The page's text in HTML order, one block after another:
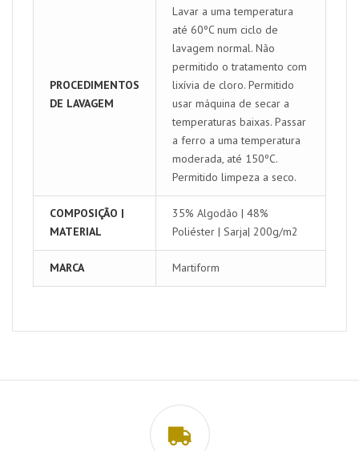
PROCEDIMENTOS
DE LAVAGEM
Lavar a uma temperatura
até 60ºC num ciclo de
lavagem normal. Não
permitido o tratamento com
lixívia de cloro. Permitido
usar máquina de secar a
temperaturas baixas. Passar
a ferro a uma temperatura
moderada, até 150ºC.
Permitido limpeza a seco.
COMPOSIÇÃO |
MATERIAL
35% Algodão | 48%
Poliéster | Sarja| 200g/m2
MARCA Martiform